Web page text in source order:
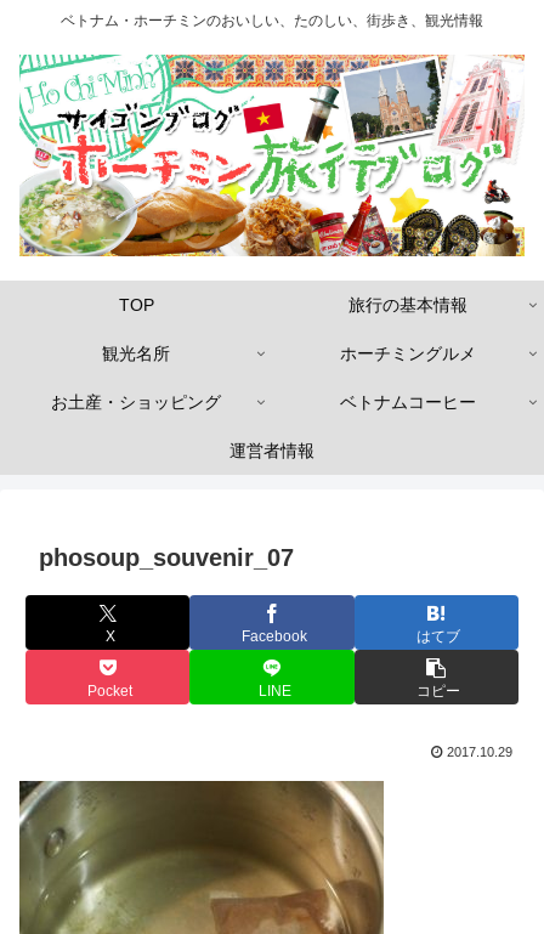
ベトナム・ホーチミンのおいしい、たのしい、街歩き、観光情報
TOP 旅行の基本情報
観光名所 ホーチミングルメ
お土産・ショッピング ベトナムコーヒー
運営者情報
phosoup_souvenir_07
X Facebook はてブ
Pocket LINE コピー
2017.10.29